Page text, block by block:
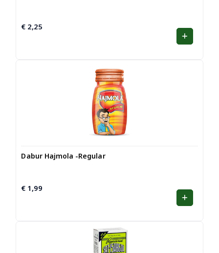
€ 2,25
Dabur Hajmola -Regular
€ 1,99